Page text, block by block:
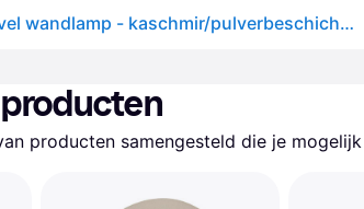
Ferm Living - Arum Swivel wandlamp - kaschmir/pulverbeschichtet/BxHxT 25,5x47x44cm/schwenkbare Halterung/E14/220-240V 50-60Hz/Leuchtmittel nicht entha
producten samengesteld die je